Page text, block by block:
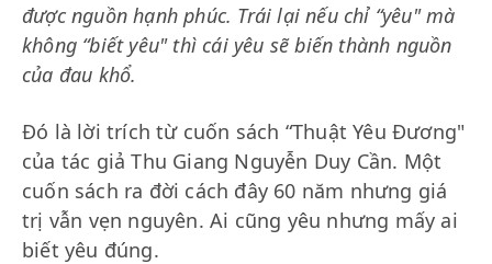
được nguồn hạnh phúc. Trái lại nếu chỉ “yêu" mà
không “biết yêu" thì cái yêu sẽ biến thành nguồn
của đau khổ.
Đó là lời trích từ cuốn sách “Thuật Yêu Đương"
của tác giả Thu Giang Nguyễn Duy Cần. Một
cuốn sách ra đời cách đây 60 năm nhưng giá
trị vẫn vẹn nguyên. Ai cũng yêu nhưng mấy ai
biết yêu đúng.